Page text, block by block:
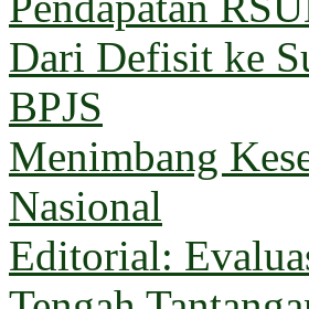
Dari Defisit ke
BPJS
Menimbang
Nasional
Editorial: